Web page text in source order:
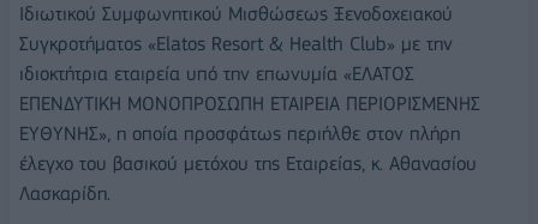
Ιδιωτικού Συμφωνητικού Μισθώσεως Ξενοδοχειακού
Συγκροτήματος «Elatos Resort & Health Club» με την
ιδιοκτήτρια εταιρεία υπό την επωνυμία «ΕΛΑΤΟΣ
ΕΠΕΝΔΥΤΙΚΗ ΜΟΝΟΠΡΟΣΩΠΗ ΕΤΑΙΡΕΙΑ ΠΕΡΙΟΡΙΣΜΕΝΗΣ
ΕΥΘΥΝΗΣ», η οποία προσφάτως περιήλθε στον πλήρη
έλεγχο του βασικού μετόχου της Εταιρείας, κ. Αθανασίου
Λασκαρίδη.